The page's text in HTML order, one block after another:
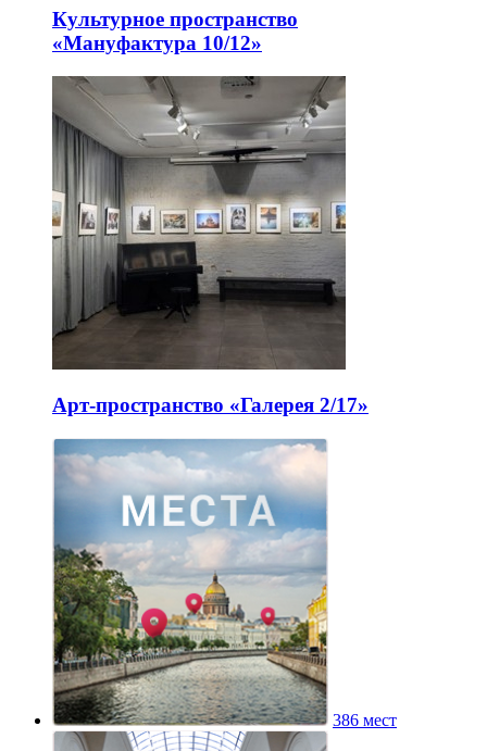
Культурное пространство
«Мануфактура 10/12»
Арт-пространство «Галерея 2/17»
386 мест